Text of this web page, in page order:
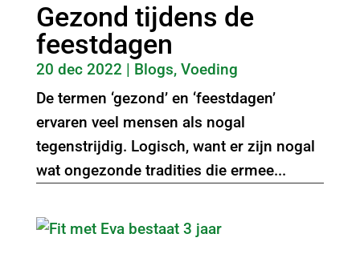
Gezond tijdens de
feestdagen
20 dec 2022 | Blogs, Voeding
De termen ‘gezond’ en ‘feestdagen’
ervaren veel mensen als nogal
tegenstrijdig. Logisch, want er zijn nogal
wat ongezonde tradities die ermee...